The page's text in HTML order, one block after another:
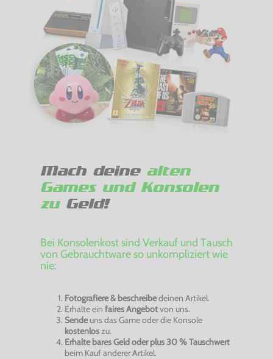
Mach deine alten
Games und Konsolen
zuGeld!
Bei Konsolenkost sind Verkauf und Tausch
von Gebrauchtware so unkompliziert wie
nie:
Fotografiere & beschreibedeinen Artikel.
Erhalte ein faires Angebotvon uns.
Sendeuns das Game oder die Konsole
kostenloszu.
Erhalte bares Geld oder plus 30 % Tauschwert
beim Kauf anderer Artikel.